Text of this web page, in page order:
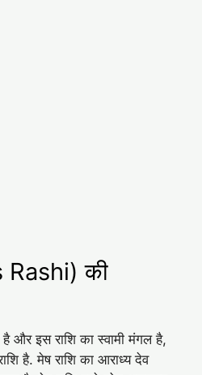
Rashi) की
है और इस राशि का स्वामी मंगल है,
है. मेष राशि का आराध्य देव